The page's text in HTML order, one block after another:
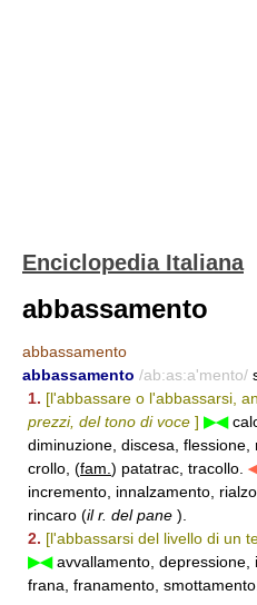
Enciclopedia Italiana
abbassamento
abbassamento
abbassamento /ab:as:a'mento/
1. [l'abbassare o l'abbassarsi,
prezzi, del tono di voce ] ▶◀
diminuzione, discesa, flessione,
crollo, (fam. ) patatrac, tracollo.
incremento, innalzamento,
rincaro (il r. del pane ).
2. [l'abbassarsi del livello di un
▶◀avvallamento, depressione,
frana, franamento, smottamento.